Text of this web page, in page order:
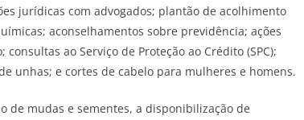
jurídicas com advogados; plantão de acolhimento
aconselhamentos sobre previdência; ações
ao Serviço de Proteção ao Crédito (SPC);
unhas; e cortes de cabelo para mulheres e homens.
de mudas e sementes, a disponibilização de